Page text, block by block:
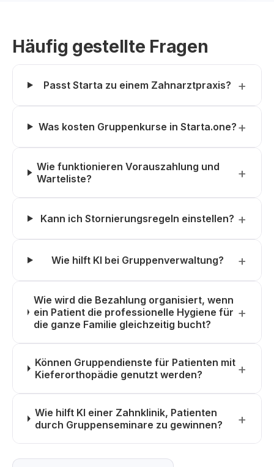
Häufig gestellte Fragen
Passt Starta zu einem Zahnarztpraxis?
Was kosten Gruppenkurse in Starta.one?
Wie funktionieren Vorauszahlung und
Warteliste?
Kann ich Stornierungsregeln einstellen?
Wie hilft KI bei Gruppenverwaltung?
Wie wird die Bezahlung organisiert, wenn
ein Patient die professionelle Hygiene für
die ganze Familie gleichzeitig bucht?
Können Gruppendienste für Patienten mit
Kieferorthopädie genutzt werden?
Wie hilft KI einer Zahnklinik, Patienten
durch Gruppenseminare zu gewinnen?